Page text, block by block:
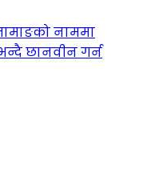
नाममा
छानवीन गर्न